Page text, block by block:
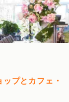
プとカフェ・